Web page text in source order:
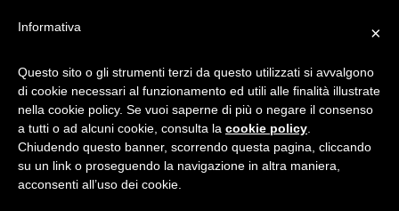
ANCHE LA PREISTORIA HA
IL SUO PARCO DEI
DIVERTIMENTI
×
Informativa
Questo sito o gli strumenti terzi da questo utilizzati si avvalgono
di cookie necessari al funzionamento ed utili alle finalità illustrate
nella cookie policy. Se vuoi saperne di più o negare il consenso
a tutti o ad alcuni cookie, consulta la cookie policy
Chiudendo questo banner, scorrendo questa pagina, cliccando
su un link o proseguendo la navigazione in altra maniera,
acconsenti all’uso dei cookie.